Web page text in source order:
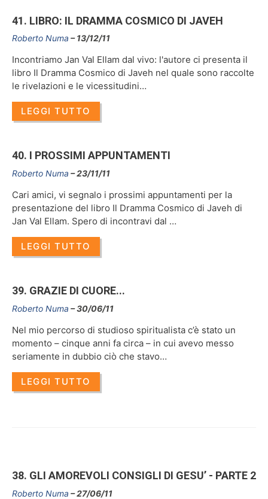
41. LIBRO: IL DRAMMA COSMICO DI JAVEH
Roberto Numa 13/12/11
Incontriamo Jan Val Ellam dal vivo: l'autore ci presenta il
libro Il Dramma Cosmico di Javeh nel quale sono raccolte
le rivelazioni e le vicessitudini…
LEGGI TUTTO
40. I PROSSIMI APPUNTAMENTI
Roberto Numa 23/11/11
Cari amici, vi segnalo i prossimi appuntamenti per la
presentazione del libro Il Dramma Cosmico di Javeh di
Jan Val Ellam. Spero di incontravi dal …
LEGGI TUTTO
39. GRAZIE DI CUORE...
Roberto Numa 30/06/11
Nel mio percorso di studioso spiritualista c’è stato un
momento – cinque anni fa circa – in cui avevo messo
seriamente in dubbio ciò che stavo…
LEGGI TUTTO
38. GLI AMOREVOLI CONSIGLI DI GESU’ - PARTE 2
Roberto Numa 27/06/11